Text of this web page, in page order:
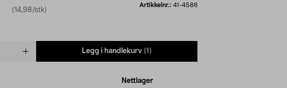
(14,98/stk)
Artikkelnr.: 41-4586
Legg i handlekurv (1)
Nettlager